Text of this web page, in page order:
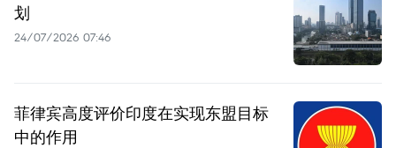
划
24/07/2026 07:46
菲律宾高度评价印度在实现东盟目标
中的作用